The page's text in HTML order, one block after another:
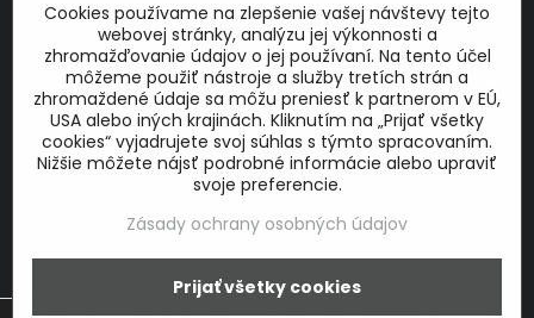
E-mail:
obchod@proaudio.sk
Bankové spojenie:
Slovenská sporiteľňa, a.s.
IBAN: SK48 0900 0000 0051 9050 9782
SWIFT: GIBASKBX
©2026Copyright
Predvoľby súkromiaZásady ochrany osobných údajov
Cookies používame na zlepšenie vašej návštevy tejto
webovej stránky, analýzu jej výkonnosti a
zhromažďovanie údajov o jej používaní. Na tento účel
môžeme použiť nástroje a služby tretích strán a
zhromaždené údaje sa môžu preniesť k partnerom v EÚ,
USA alebo iných krajinách. Kliknutím na „Prijať všetky
cookies“ vyjadrujete svoj súhlas s týmto spracovaním.
Nižšie môžete nájsť podrobné informácie alebo upraviť
svoje preferencie.
Zásady ochrany osobných údajov
Prijať všetky cookies